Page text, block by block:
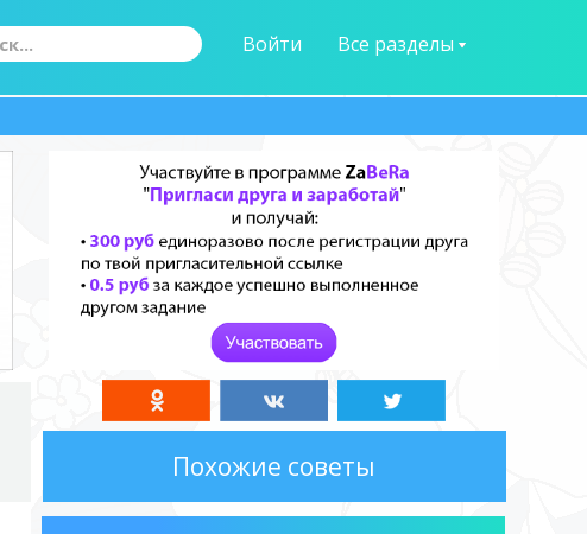
Войти Все разделы
Похожие советы